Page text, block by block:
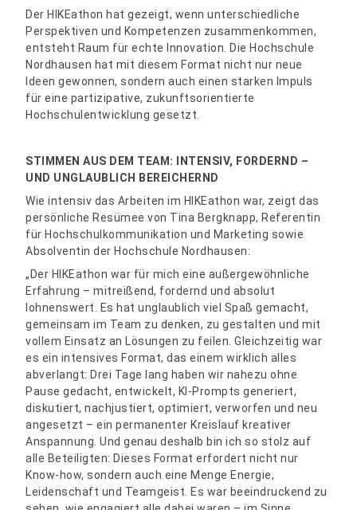
Der HIKEathon hat gezeigt, wenn unterschiedliche
Perspektiven und Kompetenzen zusammenkommen,
entsteht Raum für echte Innovation. Die Hochschule
Nordhausen hat mit diesem Format nicht nur neue
Ideen gewonnen, sondern auch einen starken Impuls
für eine partizipative, zukunftsorientierte
Hochschulentwicklung gesetzt.
STIMMEN AUS DEM TEAM: INTENSIV, FORDERND –
UND UNGLAUBLICH BEREICHERND
Wie intensiv das Arbeiten im HIKEathon war, zeigt das
persönliche Resümee von Tina Bergknapp, Referentin
für Hochschulkommunikation und Marketing sowie
Absolventin der Hochschule Nordhausen:
„Der HIKEathon war für mich eine außergewöhnliche
Erfahrung – mitreißend, fordernd und absolut
lohnenswert. Es hat unglaublich viel Spaß gemacht,
gemeinsam im Team zu denken, zu gestalten und mit
vollem Einsatz an Lösungen zu feilen. Gleichzeitig war
es ein intensives Format, das einem wirklich alles
abverlangt: Drei Tage lang haben wir nahezu ohne
Pause gedacht, entwickelt, KI-Prompts generiert,
diskutiert, nachjustiert, optimiert, verworfen und neu
angesetzt – ein permanenter Kreislauf kreativer
Anspannung. Und genau deshalb bin ich so stolz auf
alle Beteiligten: Dieses Format erfordert nicht nur
Know-how, sondern auch eine Menge Energie,
Leidenschaft und Teamgeist. Es war beeindruckend zu